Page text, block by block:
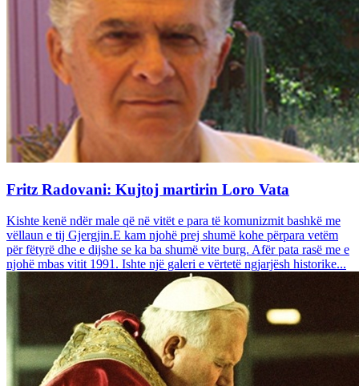
Fritz Radovani: Kujtoj martirin Loro Vata
Kishte kenë ndër male që në vitët e para të komunizmit bashkë me
vëllaun e tij Gjergjin.E kam njohë prej shumë kohe përpara vetëm
për fëtyrë dhe e dijshe se ka ba shumë vite burg. Afër pata rasë me e
njohë mbas vitit 1991. Ishte një galeri e vërtetë ngjarjësh historike...